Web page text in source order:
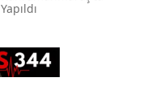
Yapıldı